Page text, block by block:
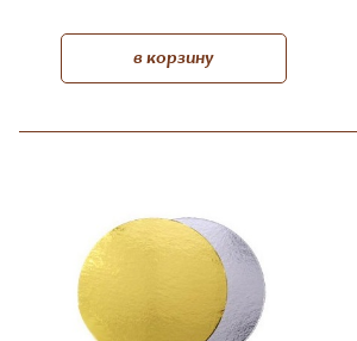
в корзину